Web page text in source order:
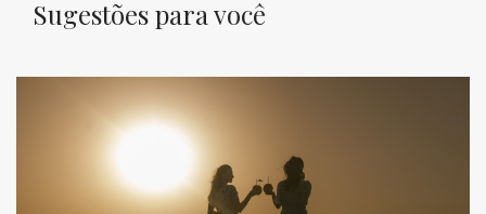
Sugestões para você